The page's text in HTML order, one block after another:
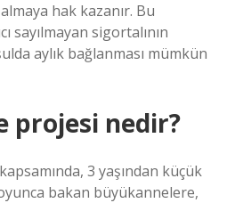
hak kazanır. Bu
sayılmayan sigortalının
aylık bağlanması mümkün
projesi nedir?
3 yaşından küçük
bakan büyükannelere,